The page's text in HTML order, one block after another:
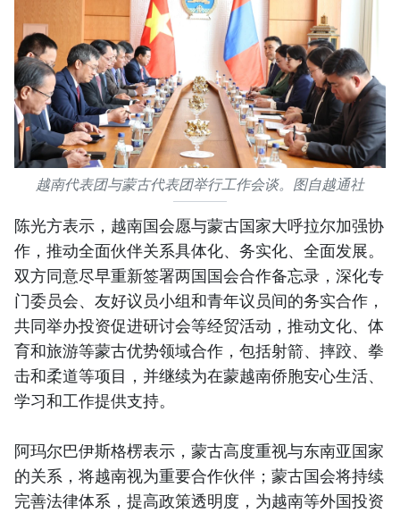
越南代表团与蒙古代表团举行工作会谈。图自越通社
陈光方表示，越南国会愿与蒙古国家大呼拉尔加强协
作，推动全面伙伴关系具体化、务实化、全面发展。
双方同意尽早重新签署两国国会合作备忘录，深化专
门委员会、友好议员小组和青年议员间的务实合作，
共同举办投资促进研讨会等经贸活动，推动文化、体
育和旅游等蒙古优势领域合作，包括射箭、摔跤、拳
击和柔道等项目，并继续为在蒙越南侨胞安心生活、
学习和工作提供支持。
阿玛尔巴伊斯格楞表示，蒙古高度重视与东南亚国家
的关系，将越南视为重要合作伙伴；蒙古国会将持续
完善法律体系，提高政策透明度，为越南等外国投资